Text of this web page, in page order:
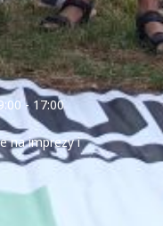
- 17:00
na imprezy i